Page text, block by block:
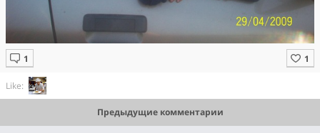
Like:
Предыдущие комментарии